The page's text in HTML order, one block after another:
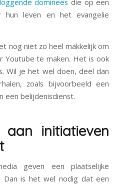
dominees die op een
hun leven en het evangelie
nog niet zo heel makkelijk om
Youtube te maken. Het is ook
Wil je het wel doen, deel dan
zoals bijvoorbeeld een
een belijdenisdienst.
initiatieven
geven een plaatselijke
Dan is het wel nodig dat een